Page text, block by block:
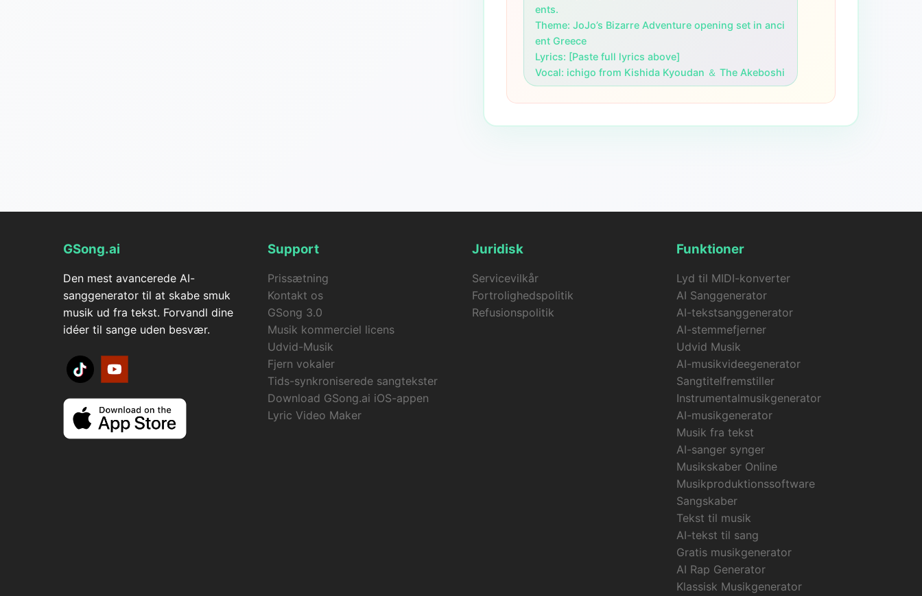
ents.
Theme: JoJo’s Bizarre Adventure opening set in anci
ent Greece
Lyrics: [Paste full lyrics above]
Vocal: ichigo from Kishida Kyoudan ＆ The Akeboshi
GSong.ai
Den mest avancerede AI-
sanggenerator til at skabe smuk
musik ud fra tekst. Forvandl dine
idéer til sange uden besvær.
Support
Prissætning
Kontakt os
GSong 3.0
Musik kommerciel licens
Udvid-Musik
Fjern vokaler
Tids-synkroniserede sangtekster
Download GSong.ai iOS-appen
Lyric Video Maker
Juridisk
Servicevilkår
Fortrolighedspolitik
Refusionspolitik
Funktioner
Lyd til MIDI-konverter
AI Sanggenerator
AI-tekstsanggenerator
AI-stemmefjerner
Udvid Musik
AI-musikvideegenerator
Sangtitelfremstiller
Instrumentalmusikgenerator
AI-musikgenerator
Musik fra tekst
AI-sanger synger
Musikskaber Online
Musikproduktionssoftware
Sangskaber
Tekst til musik
AI-tekst til sang
Gratis musikgenerator
AI Rap Generator
Klassisk Musikgenerator